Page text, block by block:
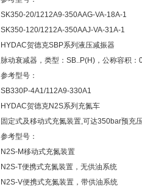
SK350-20/1212A9-350AAG-VA-18A-1
SK350-120/1212A-350AAJ-VA-31A-1
HYDAC贺德克SBP系列液压减振器
脉动衰减器，类型：SB..P(H)，公称容积
参考型号：
SB330P-4A1/112A9-330A1
HYDAC贺德克N2S系列充氮车
固定式及移动式充氮装置,可达350bar预充
参考型号：
N2S-M移动式充氮装置
N2S-T便携式充氮装置，无供油系统
N2S-V便携式充氮装置，带供油系统